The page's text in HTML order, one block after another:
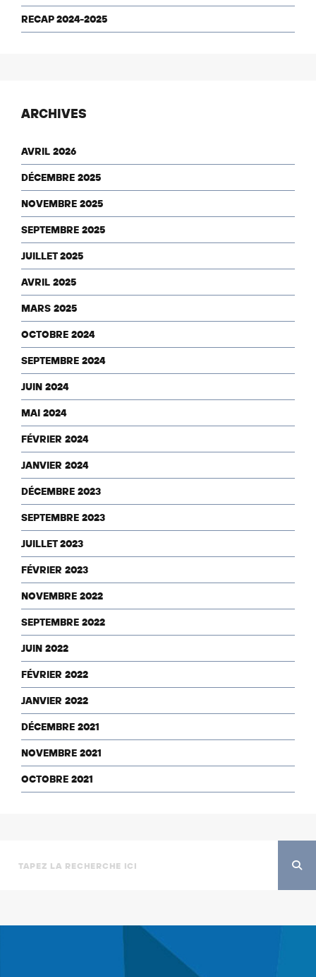
RECAP 2024-2025
ARCHIVES
AVRIL 2026
DÉCEMBRE 2025
NOVEMBRE 2025
SEPTEMBRE 2025
JUILLET 2025
AVRIL 2025
MARS 2025
OCTOBRE 2024
SEPTEMBRE 2024
JUIN 2024
MAI 2024
FÉVRIER 2024
JANVIER 2024
DÉCEMBRE 2023
SEPTEMBRE 2023
JUILLET 2023
FÉVRIER 2023
NOVEMBRE 2022
SEPTEMBRE 2022
JUIN 2022
FÉVRIER 2022
JANVIER 2022
DÉCEMBRE 2021
NOVEMBRE 2021
OCTOBRE 2021